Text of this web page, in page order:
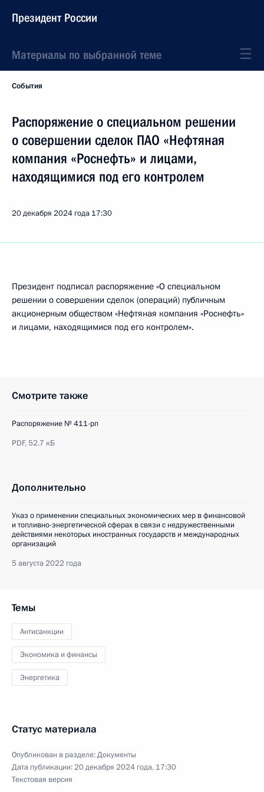
Президент России
Материалы по выбранной теме
События
Распоряжение о специальном решении
о совершении сделок ПАО «Нефтяная
компания «Роснефть» и лицами,
находящимися под его контролем
20 декабря 2024 года 17:30
Президент подписал распоряжение «О специальном
решении о совершении сделок (операций) публичным
акционерным обществом «Нефтяная компания «Роснефть»
и лицами, находящимися под его контролем».
Смотрите также
Распоряжение № 411-рп
PDF,52.7 кБ
Дополнительно
Указ о применении специальных экономических мер в финансовой
и топливно-энергетической сферах в связи с недружественными
действиями некоторых иностранных государств и международных
организаций
5 августа 2022 года
Темы
Антисанкции
Экономика и финансы
Энергетика
Статус материала
Опубликован в разделе:Документы
Дата публикации:20 декабря 2024 года, 17:30
Текстовая версия